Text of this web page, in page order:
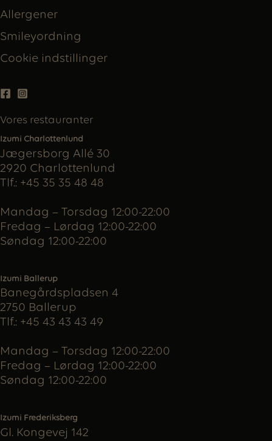
Allergener
Smileyordning
Cookie indstillinger
Vores restauranter
Izumi Charlottenlund
Jægersborg Allé 30
2920 Charlottenlund
Tlf.: +45 35 35 48 48
Mandag – Torsdag 12:00-22:00
Fredag – Lørdag 12:00-22:00
Søndag 12:00-22:00
Izumi Ballerup
Banegårdspladsen 4
2750 Ballerup
Tlf.: +45 43 43 43 49
Mandag – Torsdag 12:00-22:00
Fredag – Lørdag 12:00-22:00
Søndag 12:00-22:00
Izumi Frederiksberg
Gl. Kongevej 142